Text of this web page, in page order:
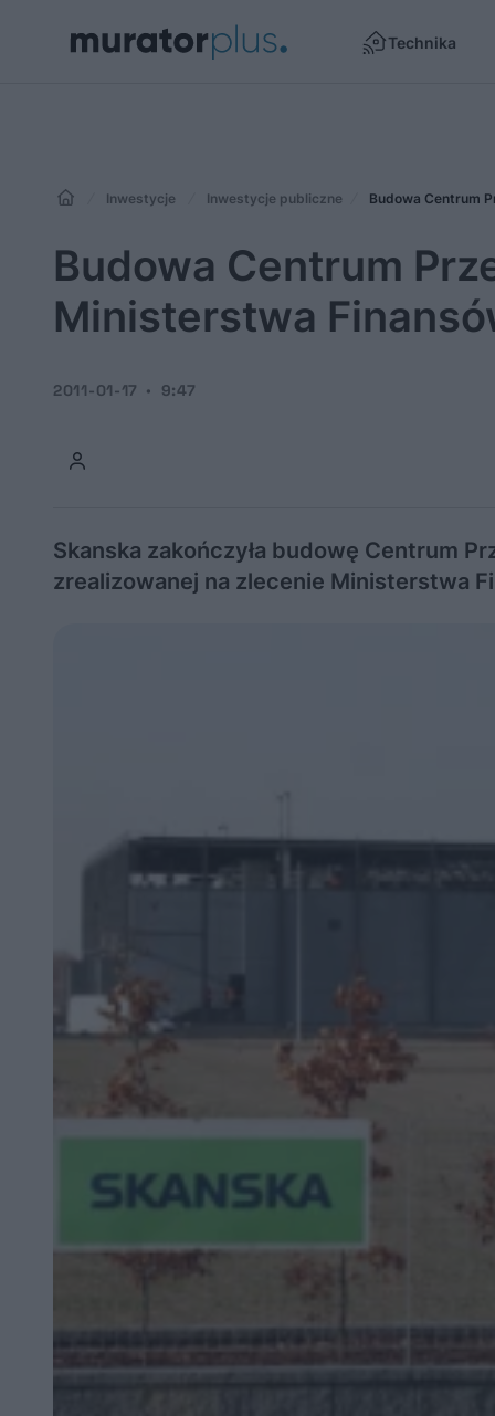
Technika
Inwestycje Inwestycje publiczne Budowa Centrum
Budowa Centrum
Ministerstwa
2011-01-17 9:47
Skanska zakończyła budowę Centrum
zrealizowanej na zlecenie Ministerstwa